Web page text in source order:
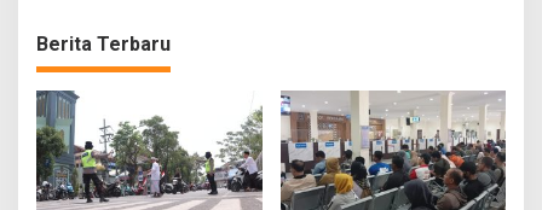
Berita Terbaru